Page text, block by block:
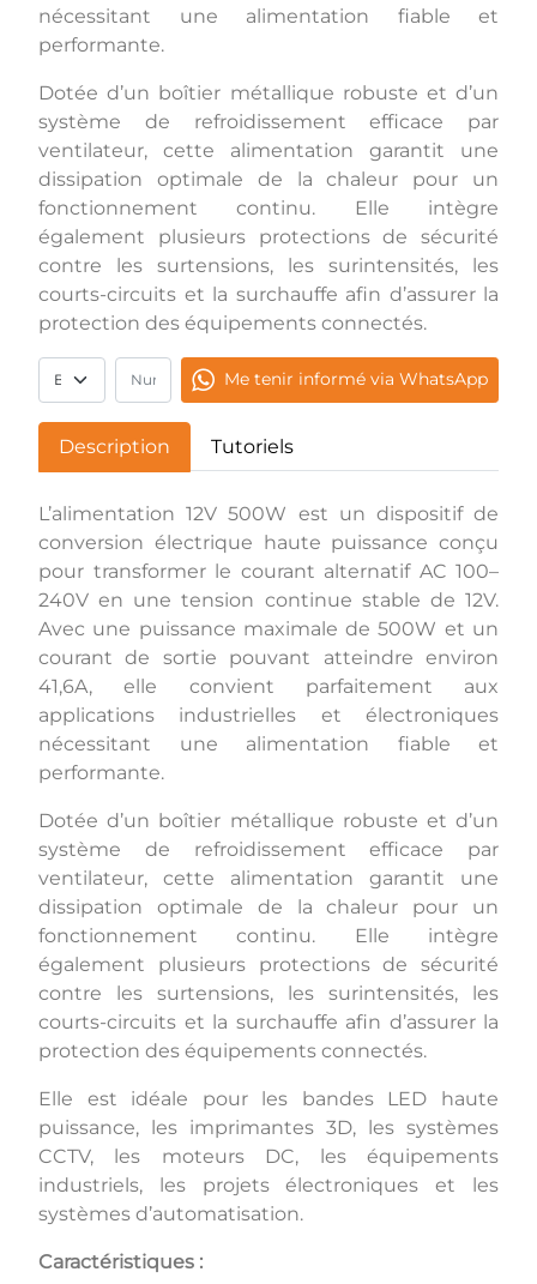
nécessitant une alimentation fiable et
performante.
Dotée d’un boîtier métallique robuste et d’un
système de refroidissement efficace par
ventilateur, cette alimentation garantit une
dissipation optimale de la chaleur pour un
fonctionnement continu. Elle intègre
également plusieurs protections de sécurité
contre les surtensions, les surintensités, les
courts-circuits et la surchauffe afin d’assurer la
protection des équipements connectés.
Me tenir informé via WhatsApp
Description Tutoriels
L’alimentation 12V 500W est un dispositif de
conversion électrique haute puissance conçu
pour transformer le courant alternatif AC 100–
240V en une tension continue stable de 12V.
Avec une puissance maximale de 500W et un
courant de sortie pouvant atteindre environ
41,6A, elle convient parfaitement aux
applications industrielles et électroniques
nécessitant une alimentation fiable et
performante.
Dotée d’un boîtier métallique robuste et d’un
système de refroidissement efficace par
ventilateur, cette alimentation garantit une
dissipation optimale de la chaleur pour un
fonctionnement continu. Elle intègre
également plusieurs protections de sécurité
contre les surtensions, les surintensités, les
courts-circuits et la surchauffe afin d’assurer la
protection des équipements connectés.
Elle est idéale pour les bandes LED haute
puissance, les imprimantes 3D, les systèmes
CCTV, les moteurs DC, les équipements
industriels, les projets électroniques et les
systèmes d’automatisation.
Caractéristiques :